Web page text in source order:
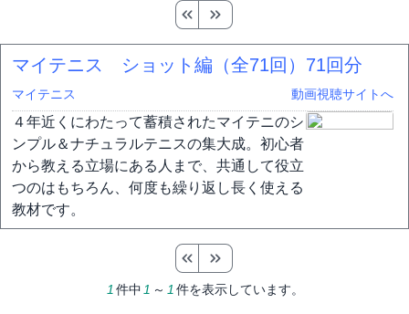
マイテニス ショット編（全71回） 71回分
マイテニス 動画視聴サイトへ
４年近くにわたって蓄積されたマイテニのシ
ンプル＆ナチュラルテニスの集大成。初心者
から教える立場にある人まで、共通して役立
つのはもちろん、何度も繰り返し長く使える
教材です。
1 件中 1 ～ 1 件を表示しています。